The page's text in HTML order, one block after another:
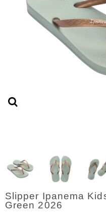
Slipper Ipanema
Green 2026